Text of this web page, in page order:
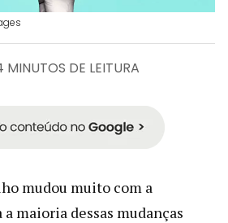
MINUTOS DE LEITURA
mudou muito com a
maioria dessas mudanças